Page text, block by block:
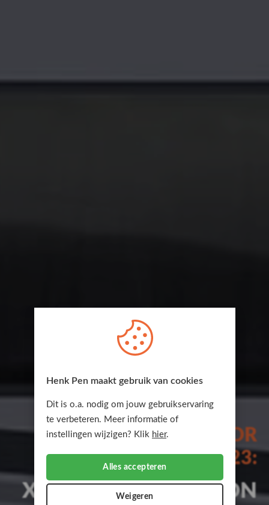
Henk Pen maakt gebruik van cookies
Dit is o.a. nodig om jouw gebruikservaring
te verbeteren. Meer informatie of
instellingen wijzigen? Klik hier.
Alles accepteren
Weigeren
NIEUW MODEL VOOR
2023:
X-Cursion Van EDITION